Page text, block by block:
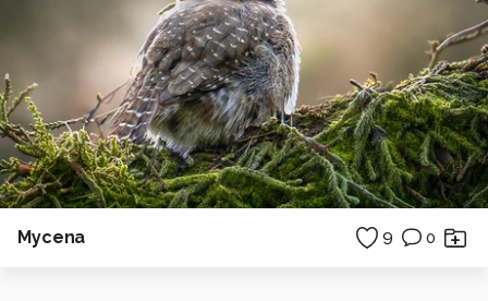
Mycena 9 0